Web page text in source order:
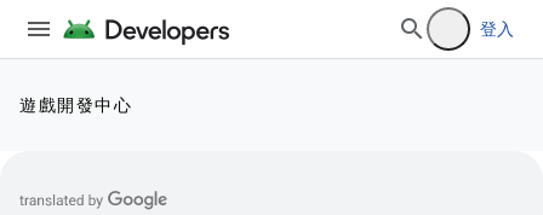
登入
遊戲開發中心